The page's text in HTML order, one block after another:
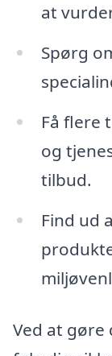
at
Spørg
Få flere
og
tilbud.
Find ud
Ved at gøre